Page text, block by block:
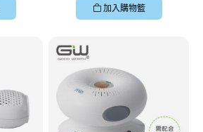
加入購物籃